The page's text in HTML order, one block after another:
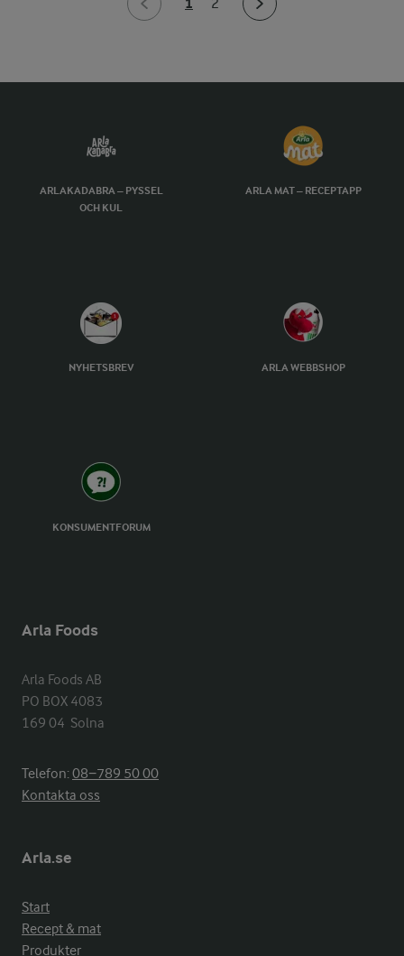
2
ARLAKADABRA – PYSSEL
OCH KUL
ARLA MAT – RECEPTAPP
NYHETSBREV ARLA WEBBSHOP
KONSUMENTFORUM
Arla Foods
Arla Foods AB
PO BOX 4083
169 04  Solna
Telefon:08−789 50 00
Kontakta oss
Arla.se
Start
Recept & mat
Produkter